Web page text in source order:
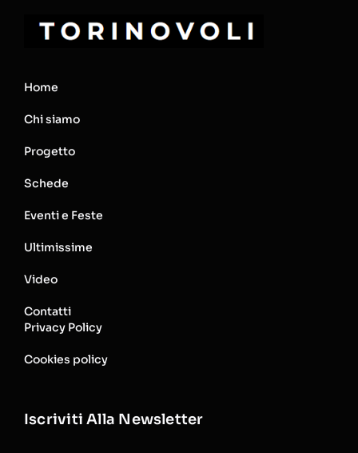
Home
Chi siamo
Progetto
Schede
Eventi e Feste
Ultimissime
Video
Contatti
Privacy Policy
Cookies policy
Iscriviti Alla Newsletter